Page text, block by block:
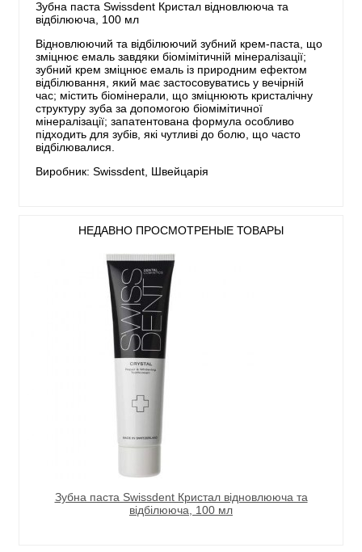
Зубна паста Swissdent Кристал відновлююча та
відбілююча, 100 мл
Відновлюючий та відбілюючий зубний крем-паста, що
зміцнює емаль завдяки біомімітичній мінералізації;
зубний крем зміцнює емаль із природним ефектом
відбілювання, який має застосовуватись у вечірній
час; містить біомінерали, що зміцнюють кристалічну
структуру зуба за допомогою біомімітичної
мінералізації; запатентована формула особливо
підходить для зубів, які чутливі до болю, що часто
відбілювалися.
Виробник: Swissdent, Швейцарія
НЕДАВНО ПРОСМОТРЕНЫЕ ТОВАРЫ
Зубна паста Swissdent Кристал відновлююча та
відбілююча, 100 мл